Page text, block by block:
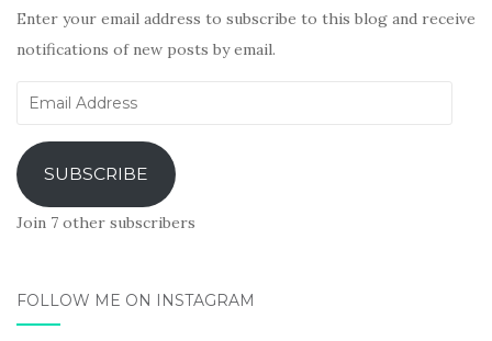
Enter your email address to subscribe to this blog and receive
notifications of new posts by email.
Email
SUBSCRIBE
Join 7 other subscribers
FOLLOW ME ON INSTAGRAM